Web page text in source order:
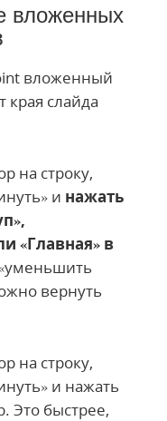
вложенных
вложенный
края слайда
на строку,
и нажать
«Главная» в
вернуть
на строку,
и нажать
Это быстрее,